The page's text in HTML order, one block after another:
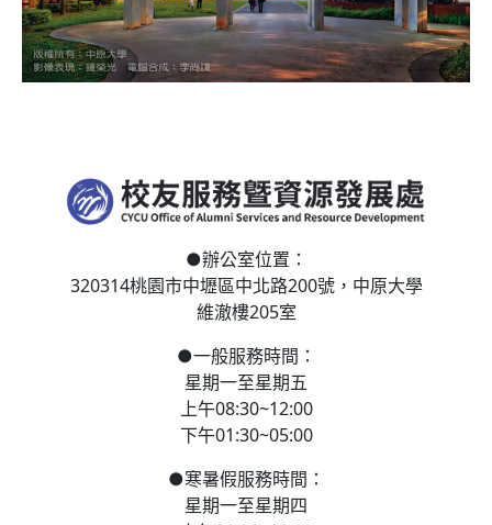
●辦公室位置：
320314桃園市中壢區中北路200號， 中原大學
維澈樓205室
●一般服務時間：
星期一至星期五
上午08:30~12:00
下午01:30~05:00
●寒暑假服務時間：
星期一至星期四